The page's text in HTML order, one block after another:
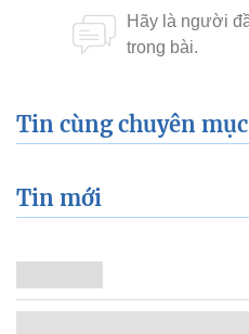
Tin cùng chuyên mục
Tin mới